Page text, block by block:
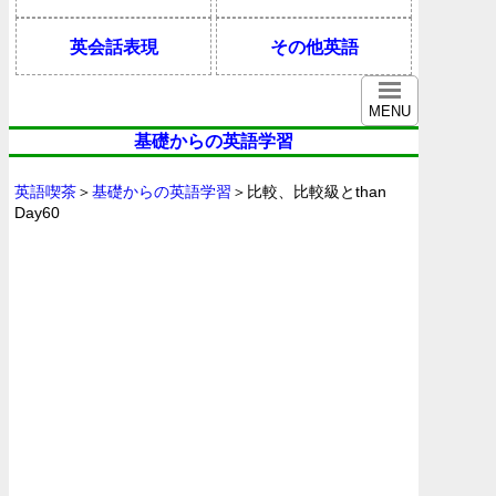
英会話表現 その他英語
MENU
基礎からの英語学習
英語喫茶＞基礎からの英語学習 ＞比較、比較級とthan
Day60